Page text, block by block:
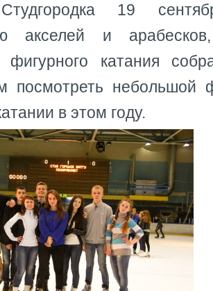
19
акселей и
фигурного катания
посмотреть небольшой
в этом году.